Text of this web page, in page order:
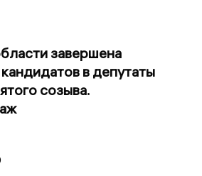
завершена
в депутаты
созыва.